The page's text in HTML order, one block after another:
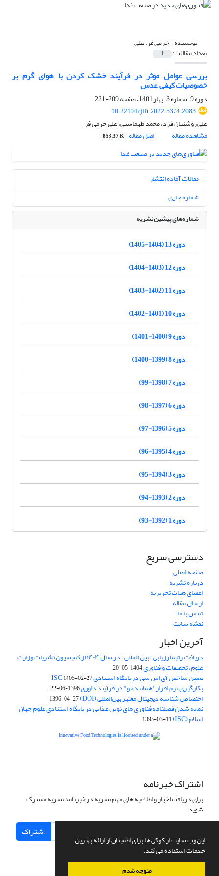
این وب سایت از کوکی ها برای اطمینان از ارائه بهترین
خدمات استفاده می کند.
متوجه شدم
نویسنده =خرمی فر، علی
تعداد مقالات: 1
بررسی عوامل موثر در فرآیند خشک کردن با هوای گرم بر
خصوصیات کیفی عدس
دوره 9، شماره 3، بهار 1401، صفحه
209-221
10.22104/jift.2022.5374.2083
علی روشنیان فرد، محمد طهماسبی، علی خرمی فر
مشاهده مقاله
اصل مقاله 858.37 K
مقالات آماده انتشار
شماره جاری
شماره‌های پیشین نشریه
دوره 13 (1404-1405)
دوره 12 (1403-1404)
دوره 11 (1402-1403)
دوره 10 (1401-1402)
دوره 9 (1400-1401)
دوره 8 (1399-1400)
دوره 7 (1398-99)
دوره 6 (1397-98)
دوره 5 (1396-97)
دوره 4 (1395-96)
دوره 3 (1394-95)
دوره 2 (1393-94)
دوره 1 (1392-93)
دسترسی سریع
صفحه اصلی
درباره نشریه
اعضای هیات تحریریه
ارسال مقاله
تماس با ما
نقشه سایت
آخرین اخبار
دریافت رتبه ارزیابی "بین المللی" در سال ۱۴۰۴ از کمیسیون نشریات وزارت
علوم، تحقیقات و فناوری1404-05-20
تعیین شاخص آی اس سی در پایگاه استنادی ISC1405-02-27
بکارگیری نرم افزار "همانندجو" در فرآیند داوری1396-06-22
اختصاص شناسه دیجیتال معتبر بین‌المللی (DOI) 1396-04-27
نمایه شدن فصلنامه فناوری های نوین غذایی در پایگاه استنادی علوم جهان
اسلام (ISC) 1395-03-11
اشتراک خبرنامه
برای دریافت اخبار و اطلاعیه های مهم نشریه در خبرنامه نشریه مشترک
شوید.
اشتراک